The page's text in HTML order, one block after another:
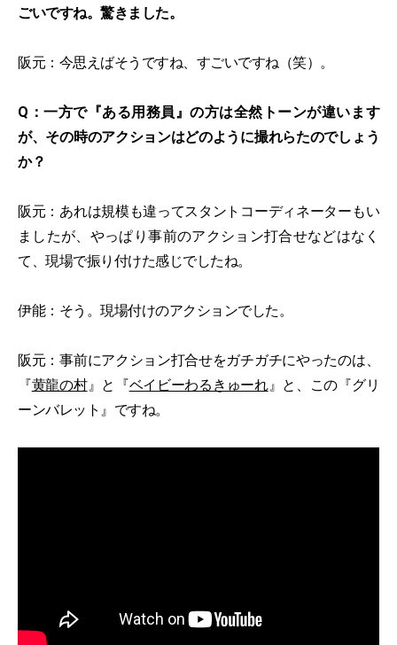
ごいですね。驚きました。
阪元：今思えばそうですね、すごいですね（笑）。
Q：一方で『ある用務員』の方は全然トーンが違います
が、その時のアクションはどのように撮れらたのでしょう
か？
阪元：あれは規模も違ってスタントコーディネーターもい
ましたが、やっぱり事前のアクション打合せなどはなく
て、現場で振り付けた感じでしたね。
伊能：そう。現場付けのアクションでした。
阪元：事前にアクション打合せをガチガチにやったのは、
『黄龍の村』と『ベイビーわるきゅーれ』と、この『グリ
ーンバレット』ですね。